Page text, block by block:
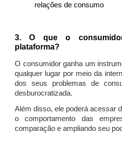
relações de consumo
3. O que o
plataforma?
O consumidor ganha um
qualquer lugar por meio da
dos seus problemas de
desburocratizada.
Além disso, ele poderá acessar
o comportamento das
comparação e ampliando seu